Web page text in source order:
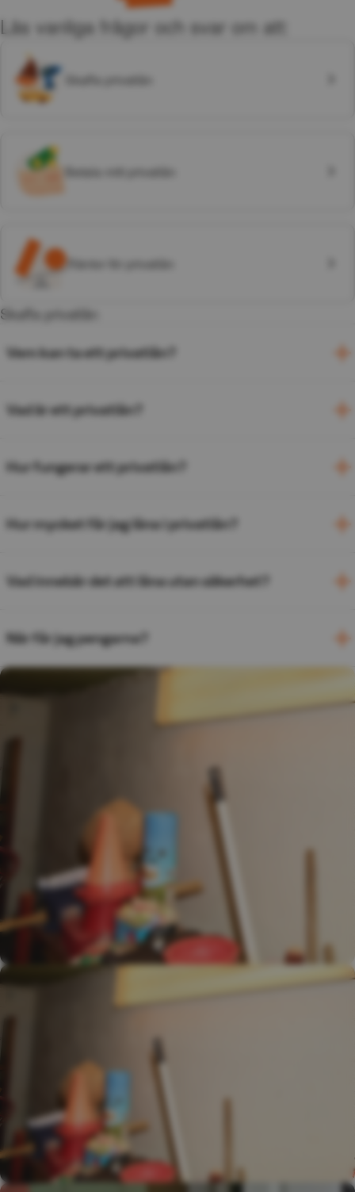
Läs vanliga frågor och svar om att:
Skaffa privatlån
Betala mitt privatlån
Räntor för privatlån
Skaffa privatlån
Vem kan ta ett privatlån?
Vad är ett privatlån?
Hur fungerar ett privatlån?
Hur mycket får jag låna i privatlån?
Vad innebär det att låna utan säkerhet?
När får jag pengarna?